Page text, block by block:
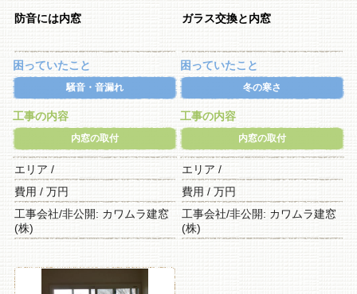
防音には内窓
困っていたこと
騒音・音漏れ
工事の内容
内窓の取付
エリア /
費用 / 万円
工事会社/非公開: カワムラ建窓
(株)
ガラス交換と内窓
困っていたこと
冬の寒さ
工事の内容
内窓の取付
エリア /
費用 / 万円
工事会社/非公開: カワムラ建窓
(株)